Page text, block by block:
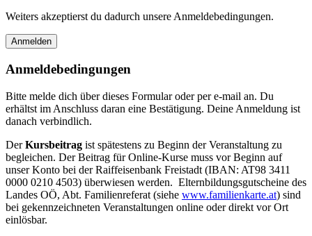
Weiters akzeptierst du dadurch unsere Anmeldebedingungen.
Anmeldebedingungen
Bitte melde dich über dieses Formular oder per e-mail an. Du
erhältst im Anschluss daran eine Bestätigung. Deine Anmeldung ist
danach verbindlich.
DerKursbeitrag ist spätestens zu Beginn der Veranstaltung zu
begleichen. Der Beitrag für Online-Kurse muss vor Beginn auf
unser Konto bei der Raiffeisenbank Freistadt (IBAN: AT98 3411
0000 0210 4503) überwiesen werden. Elternbildungsgutscheine des
Landes OÖ, Abt. Familienreferat (siehe www.familienkarte.at) sind
bei gekennzeichneten Veranstaltungen online oder direkt vor Ort
einlösbar.